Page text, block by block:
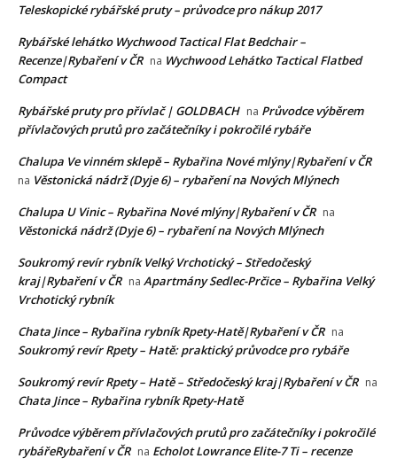
Teleskopické rybářské pruty – průvodce pro nákup 2017
Rybářské lehátko Wychwood Tactical Flat Bedchair –
Recenze|Rybaření v ČR na Wychwood Lehátko Tactical Flatbed
Compact
Rybářské pruty pro přívlač | GOLDBACH na Průvodce výběrem
přívlačových prutů pro začátečníky i pokročilé rybáře
Chalupa Ve vinném sklepě – Rybařina Nové mlýny|Rybaření v ČR
na Věstonická nádrž (Dyje 6) – rybaření na Nových Mlýnech
Chalupa U Vinic – Rybařina Nové mlýny|Rybaření v ČR na
Věstonická nádrž (Dyje 6) – rybaření na Nových Mlýnech
Soukromý revír rybník Velký Vrchotický – Středočeský
kraj|Rybaření v ČR na Apartmány Sedlec-Prčice – Rybařina Velký
Vrchotický rybník
Chata Jince – Rybařina rybník Rpety-Hatě|Rybaření v ČR na
Soukromý revír Rpety – Hatě: praktický průvodce pro rybáře
Soukromý revír Rpety – Hatě – Středočeský kraj|Rybaření v ČR na
Chata Jince – Rybařina rybník Rpety-Hatě
Průvodce výběrem přívlačových prutů pro začátečníky i pokročilé
rybářeRybaření v ČR na Echolot Lowrance Elite-7 Ti – recenze